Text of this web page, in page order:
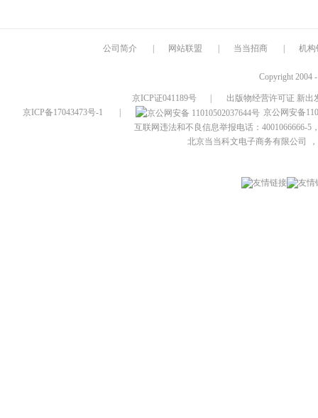
公司简介 网站联盟 当当招商 机构
Copyright 2004
京ICP证041189号
出版物经营许可证 新出
京ICP备17043473号-1
京公网安备
互联网违法和不良信息举报电话：4001066666-5
北京当当科文电子商务有限公司